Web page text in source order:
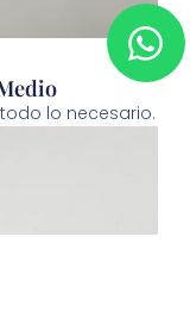
lo necesario.